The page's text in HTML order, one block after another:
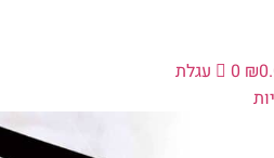
₪
0
עגלת